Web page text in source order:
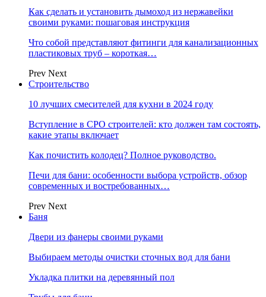
Как сделать и установить дымоход из нержавейки
своими руками: пошаговая инструкция
Что собой представляют фитинги для канализационных
пластиковых труб – короткая…
Prev Next
Строительство
10 лучших смесителей для кухни в 2024 году
Вступление в СРО строителей: кто должен там состоять,
какие этапы включает
Как почистить колодец? Полное руководство.
Печи для бани: особенности выбора устройств, обзор
современных и востребованных…
Prev Next
Баня
Двери из фанеры своими руками
Выбираем методы очистки сточных вод для бани
Укладка плитки на деревянный пол